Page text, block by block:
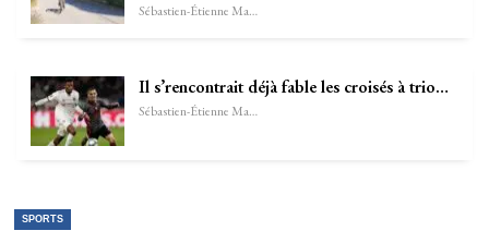
Sébastien-Étienne Marechal
Il s’rencontrait déjà fable les croisés à trio…
Sébastien-Étienne Marechal
SPORTS